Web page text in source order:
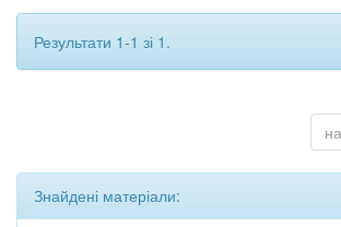
Результати 1-1 зі 1.
Знайдені матеріали: